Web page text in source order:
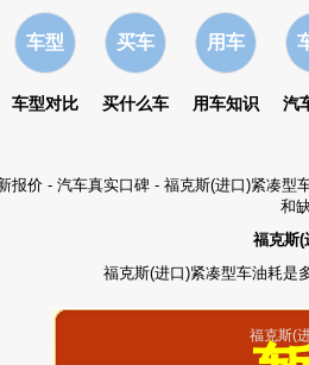
车型
车型对比
买车
买什么车
用车
用车知识 汽
报价 - 汽车真实口碑 - 福克斯(进口)紧凑型
和
福克斯(
福克斯(进口)紧凑型车油耗是
福克斯(